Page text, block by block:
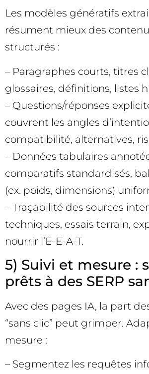
Les modèles génératifs
résument mieux des
structurés :
– Paragraphes courts, titres
glossaires, définitions, listes
– Questions/réponses
couvrent les angles
compatibilité, alternatives,
– Données tabulaires
comparatifs standardisés,
(ex. poids, dimensions)
– Traçabilité des sources
techniques, essais terrain,
nourrir l’E-E-A-T.
5) Suivi et mesure :
prêts à des SERP
Avec des pages IA, la part
“sans clic” peut grimper.
mesure :
– Segmentez les requêtes